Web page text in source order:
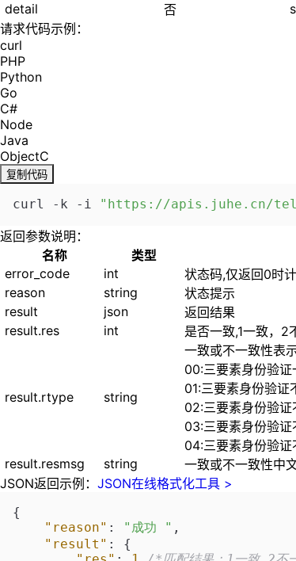
detail
否
请求代码示例：
curl
PHP
Python
Go
C#
Node
Java
ObjectC
复制代码
curl -k -i "https://apis.juhe.cn/
返回参数说明：
名称
类型
error_code
int
状态码,仅返回0时
reason
string
状态提示
result
json
返回结果
result.res
int 是否一致,1一致，2
result.rtype string
一致或不一致性表
00:三要素身份验证
01:三要素身份验证
02:三要素身份验
03:三要素身份验
04:三要素身份验证
result.resmsg
string
一致或不一致性中
JSON返回示例： JSON在线格式化工具 >
{
"reason" : "成功 " ,
"result" :
{